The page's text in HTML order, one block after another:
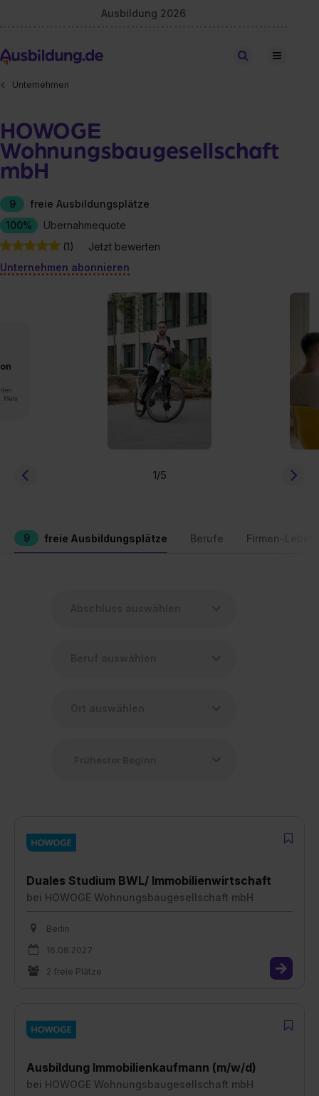
Ausbildung 2026
Stellen finden
Unternehmen
HOWOGE
Wohnungsbaugesellschaft
mbH
9
freie Ausbildungsplätze
100%
Übernahmequote
(1)
Jetzt bewerten
Unternehmen abonnieren
Mehr
1/5
9 freie Ausbildungsplätze Berufe Firmen-
Duales Studium BWL/ Immobilienwirtschaft
bei HOWOGE Wohnungsbaugesellschaft mbH
Berlin
16.08.2027
2 freie Plätze
Ausbildung Immobilienkaufmann (m/w/d)
bei HOWOGE Wohnungsbaugesellschaft mbH